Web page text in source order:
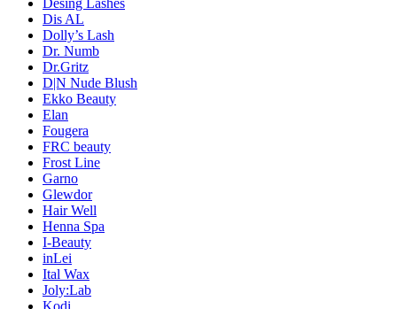
Desing Lashes
Dis AL
Dolly’s Lash
Dr. Numb
Dr.Gritz
D|N Nude Blush
Ekko Beauty
Elan
Fougera
FRC beauty
Frost Line
Garno
Glewdor
Hair Well
Henna Spa
I-Beauty
inLei
Ital Wax
Joly:Lab
Kodi